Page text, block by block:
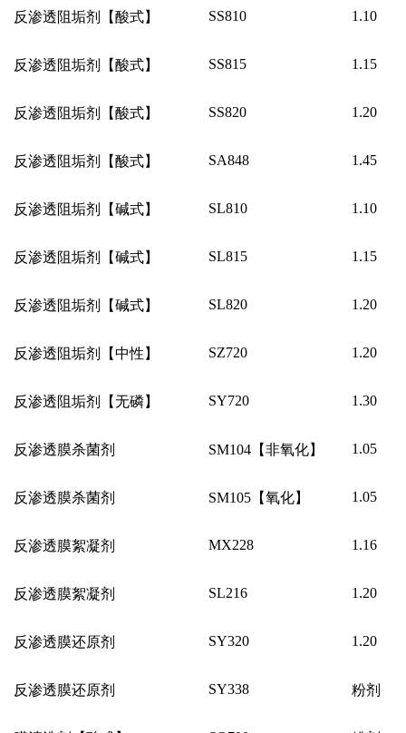
反渗透阻垢剂【酸式】 SS810 1.10
反渗透阻垢剂【酸式】 SS815 1.15
反渗透阻垢剂【酸式】 SS820 1.20
反渗透阻垢剂【酸式】 SA848 1.45
反渗透阻垢剂【碱式】 SL810 1.10
反渗透阻垢剂【碱式】 SL815 1.15
反渗透阻垢剂【碱式】 SL820 1.20
反渗透阻垢剂【中性】 SZ720 1.20
反渗透阻垢剂【无磷】 SY720 1.30
反渗透膜杀菌剂 SM104 【非氧化】 1.05
反渗透膜杀菌剂 SM105 【氧化】 1.05
反渗透膜絮凝剂 MX228 1.16
反渗透膜絮凝剂 SL216 1.20
反渗透膜还原剂 SY320 1.20
反渗透膜还原剂 SY338 粉剂